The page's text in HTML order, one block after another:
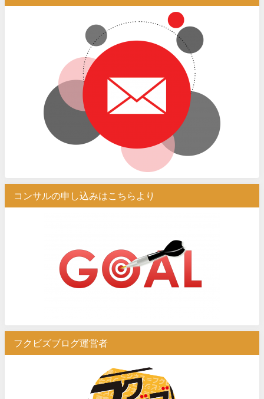
コンサルの申し込みはこちらより
フクビズブログ運営者